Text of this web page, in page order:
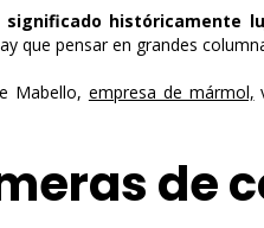
significado históricamente
que pensar en grandes
Mabello, empresa de mármol,
de